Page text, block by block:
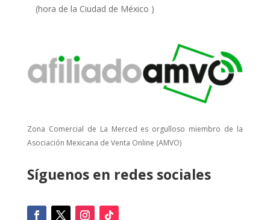
(hora de la Ciudad de México )
Zona Comercial de La Merced es orgulloso miembro de la
Asociación Mexicana de Venta Online (AMVO)
Síguenos en redes sociales